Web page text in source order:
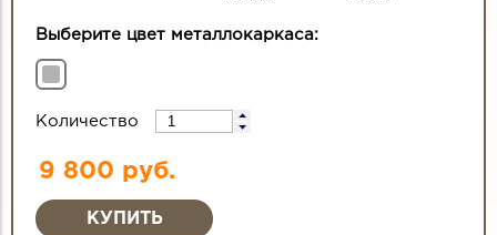
Выберите цвет металлокаркаса:
Количество
9 800 руб.